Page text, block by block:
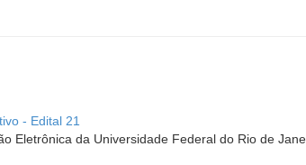
- Edital 21
Eletrônica da Universidade Federal do Rio de